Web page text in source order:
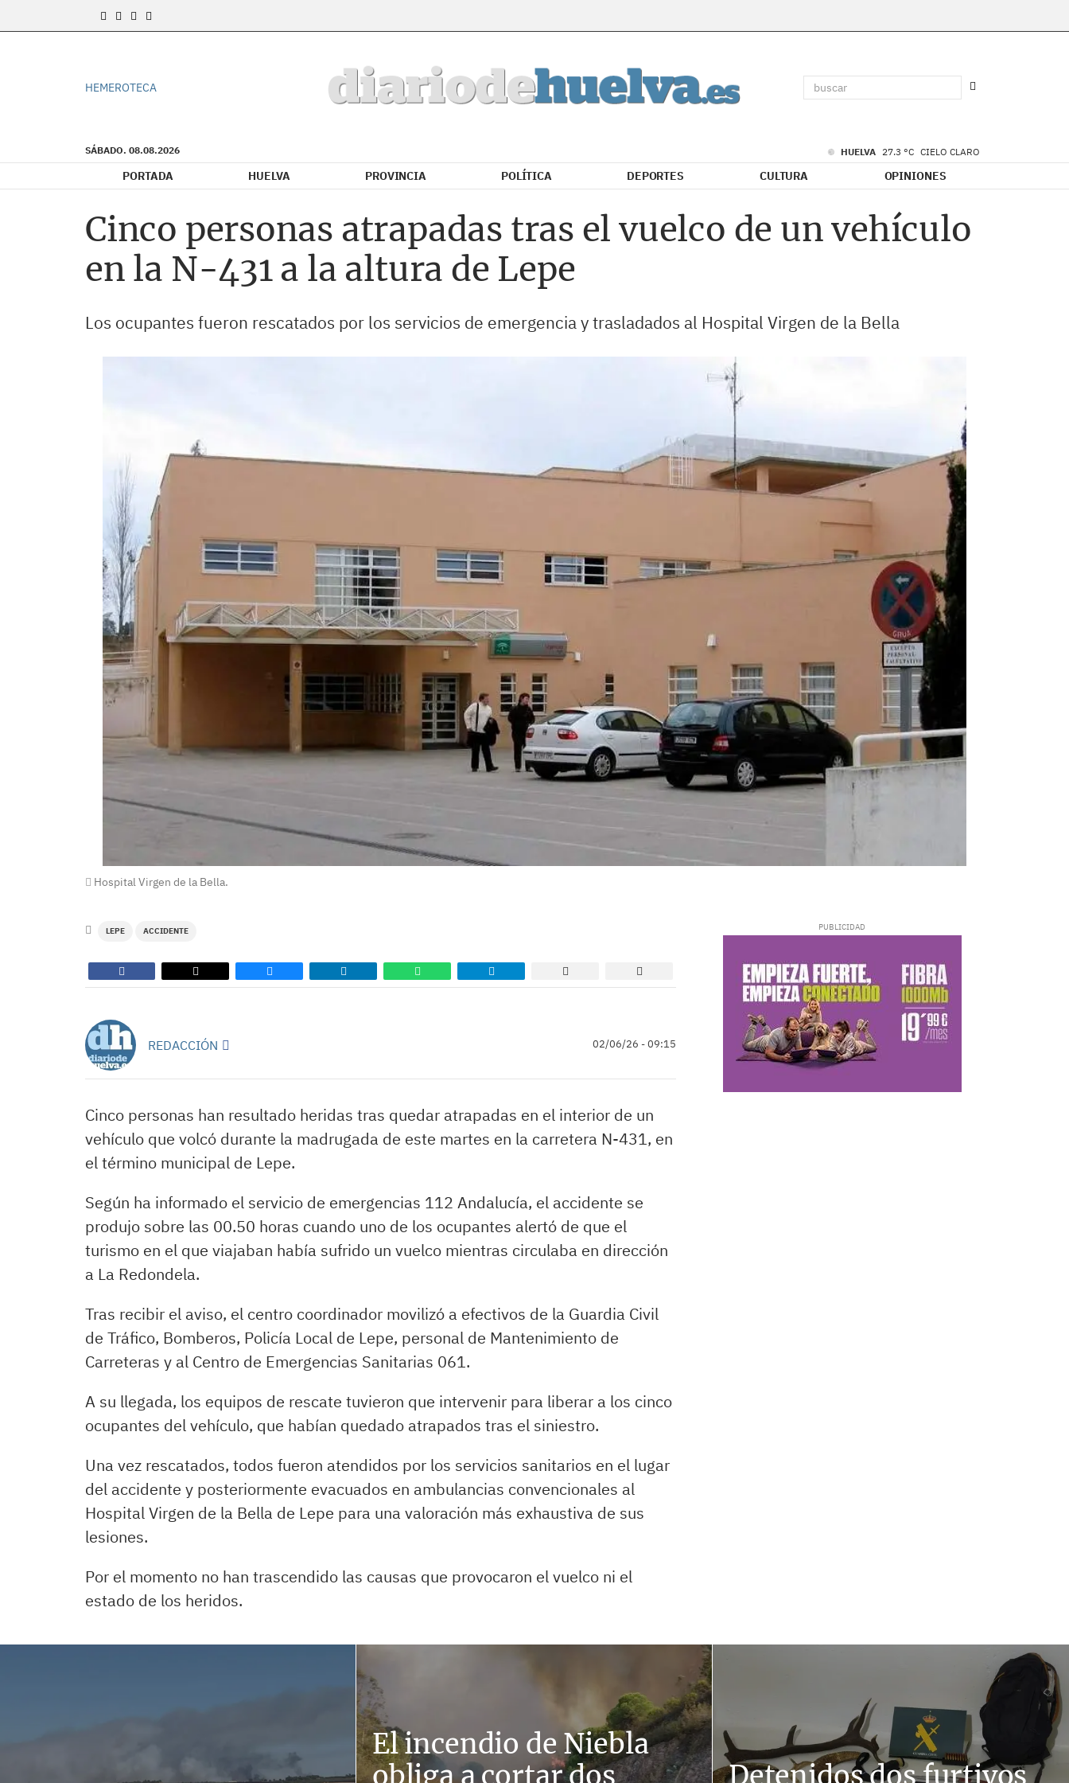
HEMEROTECA
SÁBADO. 08.08.2026 HUELVA 27.3 °C CIELO CLARO
PORTADA HUELVA PROVINCIA POLÍTICA DEPORTES CULTURA OPINIONES
Cinco personas atrapadas tras el vuelco de un vehículo
en la N-431 a la altura de Lepe
Los ocupantes fueron rescatados por los servicios de emergencia y trasladados al Hospital Virgen de la Bella
Hospital Virgen de la Bella.
LEPE ACCIDENTE
REDACCIÓN 02/06/26 - 09:15
Cinco personas han resultado heridas tras quedar atrapadas en el interior de un
vehículo que volcó durante la madrugada de este martes en la carretera N-431, en
el término municipal de Lepe.
Según ha informado el servicio de emergencias 112 Andalucía, el accidente se
produjo sobre las 00.50 horas cuando uno de los ocupantes alertó de que el
turismo en el que viajaban había sufrido un vuelco mientras circulaba en dirección
a La Redondela.
Tras recibir el aviso, el centro coordinador movilizó a efectivos de la Guardia Civil
de Tráfico, Bomberos, Policía Local de Lepe, personal de Mantenimiento de
Carreteras y al Centro de Emergencias Sanitarias 061.
A su llegada, los equipos de rescate tuvieron que intervenir para liberar a los cinco
ocupantes del vehículo, que habían quedado atrapados tras el siniestro.
Una vez rescatados, todos fueron atendidos por los servicios sanitarios en el lugar
del accidente y posteriormente evacuados en ambulancias convencionales al
Hospital Virgen de la Bella de Lepe para una valoración más exhaustiva de sus
lesiones.
Por el momento no han trascendido las causas que provocaron el vuelco ni el
estado de los heridos.
El incendio de Niebla
obliga a cortar dos
Detenidos dos furtivos